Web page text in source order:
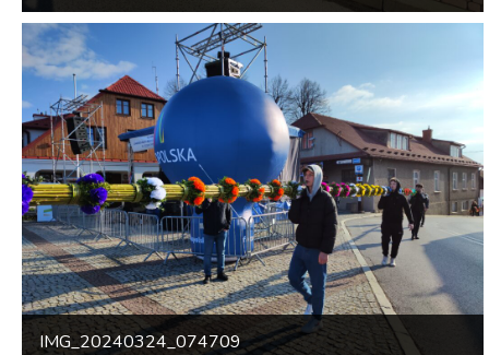
IMG_20240324_074709